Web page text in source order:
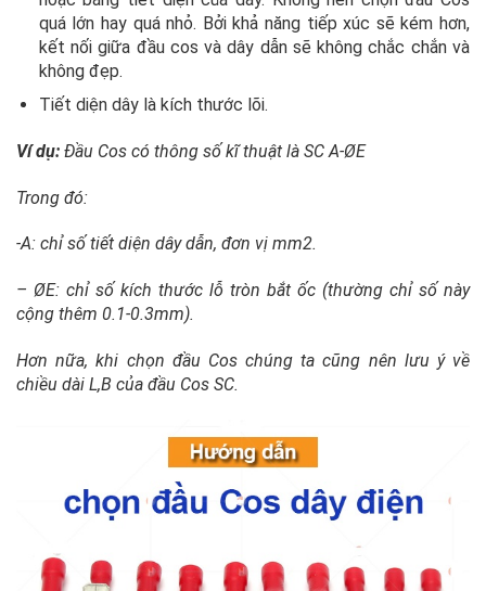
quá lớn hay quá nhỏ. Bởi khả năng tiếp xúc sẽ kém hơn,
kết nối giữa đầu cos và dây dẫn sẽ không chắc chắn và
không đẹp.
Tiết diện dây là kích thước lõi.
Ví dụ: Đầu Cos có thông số kĩ thuật là SC A-ØE
Trong đó:
-A: chỉ số tiết diện dây dẫn, đơn vị mm2.
– ØE: chỉ số kích thước lỗ tròn bắt ốc (thường chỉ số này
cộng thêm 0.1-0.3mm).
Hơn nữa, khi chọn đầu Cos chúng ta cũng nên lưu ý về
chiều dài L,B của đầu Cos SC.